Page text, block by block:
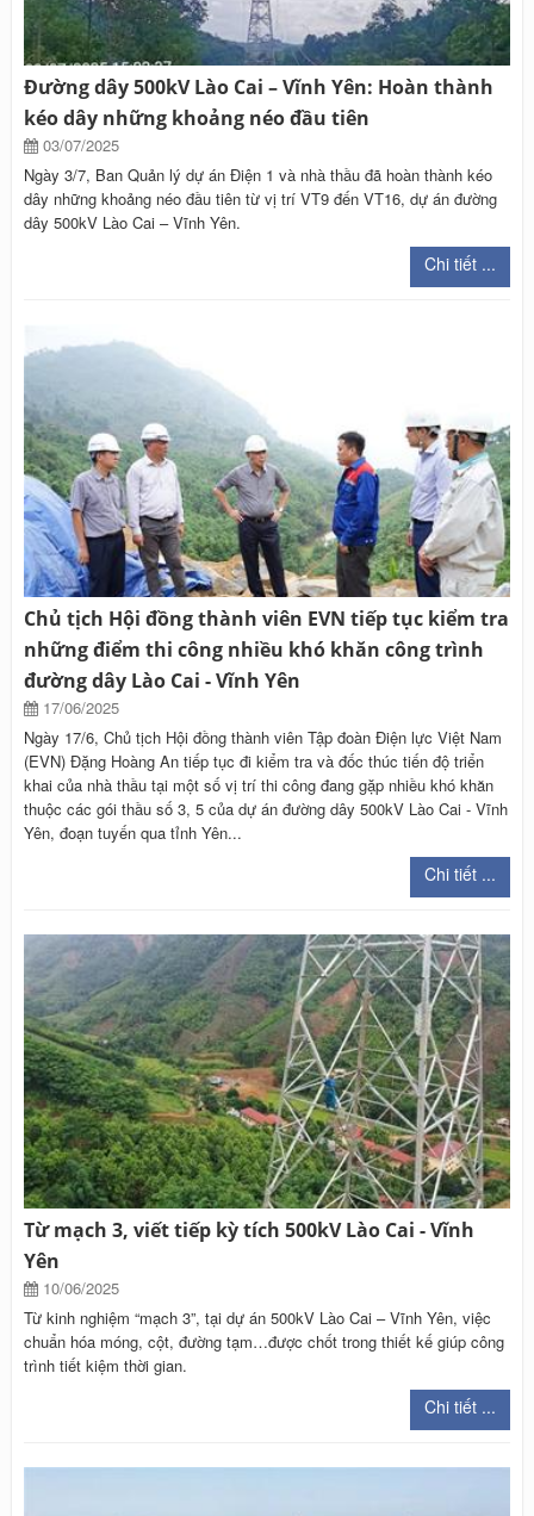
Đường dây 500kV Lào Cai – Vĩnh Yên: Hoàn thành
kéo dây những khoảng néo đầu tiên
03/07/2025
Ngày 3/7, Ban Quản lý dự án Điện 1 và nhà thầu đã hoàn thành kéo
dây những khoảng néo đầu tiên từ vị trí VT9 đến VT16, dự án đường
dây 500kV Lào Cai – Vĩnh Yên.
Chi tiết ...
Chủ tịch Hội đồng thành viên EVN tiếp tục kiểm tra
những điểm thi công nhiều khó khăn công trình
đường dây Lào Cai - Vĩnh Yên
17/06/2025
Ngày 17/6, Chủ tịch Hội đồng thành viên Tập đoàn Điện lực Việt Nam
(EVN) Đặng Hoàng An tiếp tục đi kiểm tra và đốc thúc tiến độ triển
khai của nhà thầu tại một số vị trí thi công đang gặp nhiều khó khăn
thuộc các gói thầu số 3, 5 của dự án đường dây 500kV Lào Cai - Vĩnh
Yên, đoạn tuyến qua tỉnh Yên...
Chi tiết ...
Từ mạch 3, viết tiếp kỳ tích 500kV Lào Cai - Vĩnh
Yên
10/06/2025
Từ kinh nghiệm “mạch 3”, tại dự án 500kV Lào Cai – Vĩnh Yên, việc
chuẩn hóa móng, cột, đường tạm…được chốt trong thiết kế giúp công
trình tiết kiệm thời gian.
Chi tiết ...